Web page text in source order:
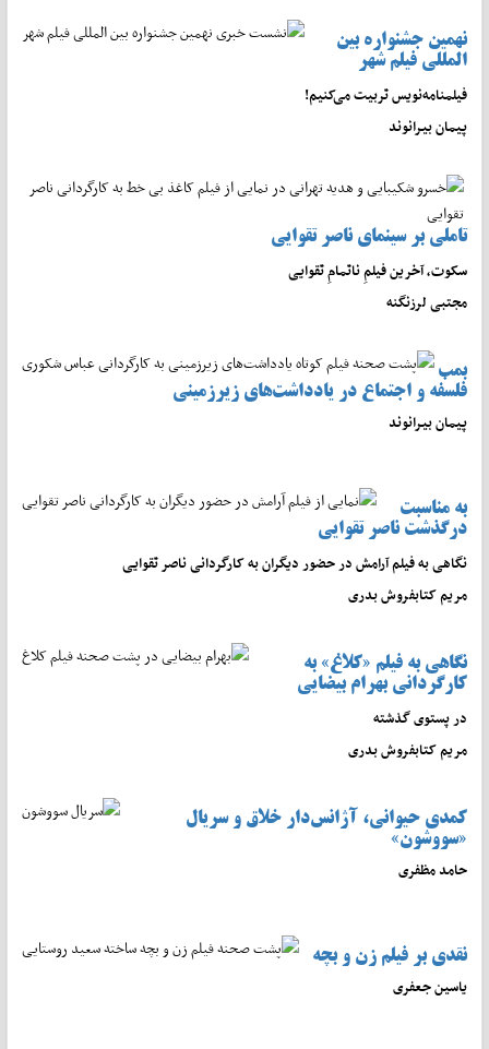
نهمین جشنواره بین
المللی فیلم شهر
فیلمنامه‌نویس تربیت می‌کنیم!
پیمان بیرانوند
تاملی بر سینمای ناصر تقوایی
سکوت، آخرین فیلمِ ناتمامِ تقوایی
مجتبی لرزنگنه
بمب
فلسفه و اجتماع در یادداشت‌های زیرزمینی
پیمان بیرانوند
به مناسبت
درگذشت ناصر تقوایی
نگاهی به فیلم آرامش در حضور دیگران به کارگردانی ناصر تقوایی
مریم کتابفروش بدری
نگاهی به فیلم «کلاغ» به
کارگردانی بهرام بیضایی
در پستوی گذشته
مریم کتابفروش بدری
کمدی حیوانی، آژانس‌دار خلاق و سریال
«سووشون»
حامد مظفری
نقدی بر فیلم زن و بچه
یاسین جعفری